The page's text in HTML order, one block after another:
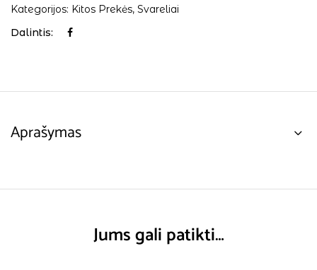
Kategorijos: Kitos Prekės, Svareliai
Dalintis:
Aprašymas
Jums gali patikti…